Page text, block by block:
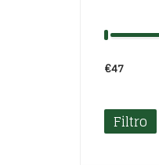
€47
Filtro